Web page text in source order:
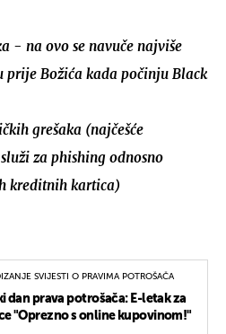
- na ovo se navuče najviše
Božića kada počinju Black
grešaka (najčešće
za phishing odnosno
kreditnih kartica)
SVIJESTI O PRAVIMA POTROŠAČA
dan prava potrošača: E-letak za
"Oprezno s online kupovinom!"